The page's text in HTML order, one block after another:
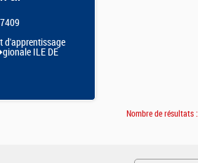
d'apprentissage
ILE DE
Nombre de résultats :